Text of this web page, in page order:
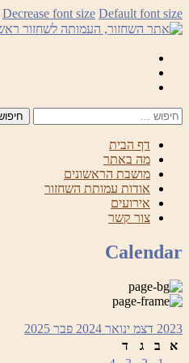
לדלג
לתוכן
Decrease font size Default font size
דף הבית
מה באתר
מושבת הראשונים
אודות עמותת השחזור
אירועים
צור קשר
Calendar
2023 דצמ ינואר 2024 פבר 2025
א
ב ג
ד